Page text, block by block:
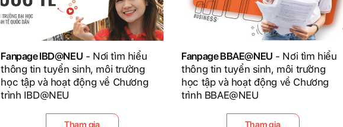
Fanpage IBD@NEU - Nơi tìm hiểu
thông tin tuyển sinh, môi trường
học tập và hoạt động về Chương
trình IBD@NEU
Tham gia
Fanpage BBAE@NEU - Nơi tìm hiểu
thông tin tuyển sinh, môi trường
học tập và hoạt động về Chương
trình BBAE@NEU
Tham gia